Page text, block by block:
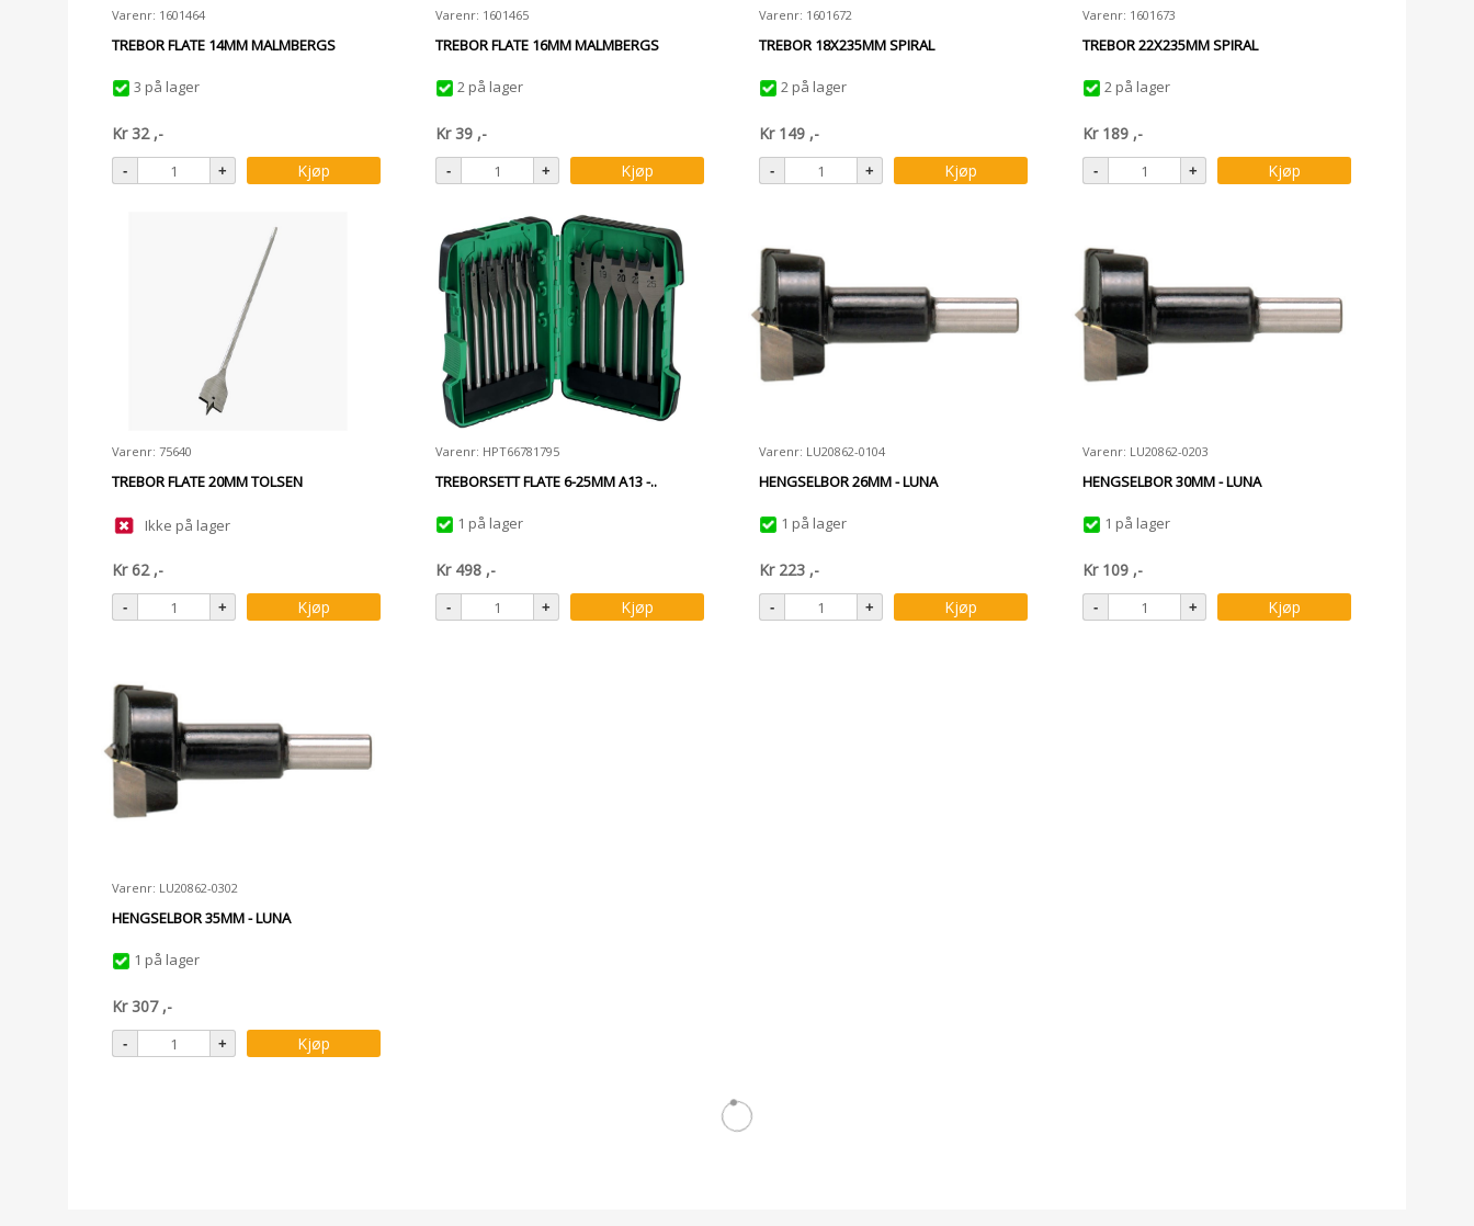
Varenr: 1601464
TREBOR FLATE 14MM MALMBERGS
3 på lager
Kr32 ,-
Kjøp
Varenr: 1601465
TREBOR FLATE 16MM MALMBERGS
2 på lager
Kr39 ,-
Kjøp
Varenr: 1601672
TREBOR 18X235MM SPIRAL
2 på lager
Kr 149 ,-
Kjøp
Varenr: 1601673
TREBOR 22X235MM SPIRAL
2 på lager
Kr 189 ,-
Kjøp
Varenr: 75640
TREBOR FLATE 20MM TOLSEN
Ikke på lager
Kr62 ,-
Kjøp
Varenr: HPT66781795
TREBORSETT FLATE 6-25MM A13 -..
1 på lager
Kr 498 ,-
Kjøp
Varenr: LU20862-0104
HENGSELBOR 26MM - LUNA
1 på lager
Kr 223 ,-
Kjøp
Varenr: LU20862-0203
HENGSELBOR 30MM - LUNA
1 på lager
Kr 109 ,-
Kjøp
Varenr: LU20862-0302
HENGSELBOR 35MM - LUNA
1 på lager
Kr307 ,-
Kjøp